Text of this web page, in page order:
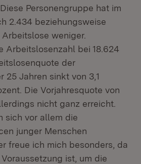
Personengruppe hat im
2.434 beziehungsweise
Arbeitslose weniger.
Arbeitslosenzahl bei 18.624
der
25 Jahren sinkt von 3,1
Die Vorjahresquote von
nicht ganz erreicht.
sich vor allem die
junger Menschen
freue ich mich besonders, da
ist, um die